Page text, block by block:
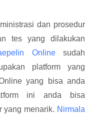
dan prosedur
tes yang dilakukan
Onlinesudah
platform yang
yang bisa anda
ini anda bisa
yang menarik. Nirmala